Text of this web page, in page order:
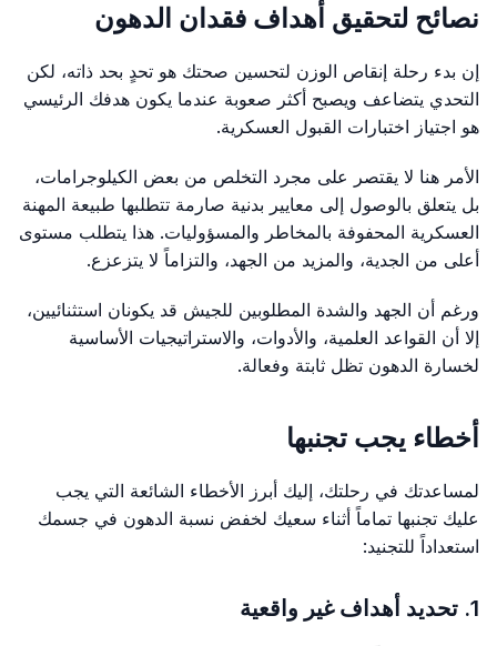
نصائح لتحقيق أهداف فقدان الدهون
إن بدء رحلة إنقاص الوزن لتحسين صحتك هو تحدٍ بحد ذاته، لكن
التحدي يتضاعف ويصبح أكثر صعوبة عندما يكون هدفك الرئيسي
هو اجتياز اختبارات القبول العسكرية.
الأمر هنا لا يقتصر على مجرد التخلص من بعض الكيلوجرامات،
بل يتعلق بالوصول إلى معايير بدنية صارمة تتطلبها طبيعة المهنة
العسكرية المحفوفة بالمخاطر والمسؤوليات. هذا يتطلب مستوى
أعلى من الجدية، والمزيد من الجهد، والتزاماً لا يتزعزع.
ورغم أن الجهد والشدة المطلوبين للجيش قد يكونان استثنائيين،
إلا أن القواعد العلمية، والأدوات، والاستراتيجيات الأساسية
لخسارة الدهون تظل ثابتة وفعالة.
أخطاء يجب تجنبها
لمساعدتك في رحلتك، إليك أبرز الأخطاء الشائعة التي يجب
عليك تجنبها تماماً أثناء سعيك لخفض نسبة الدهون في جسمك
استعداداً للتجنيد:
1. تحديد أهداف غير واقعية